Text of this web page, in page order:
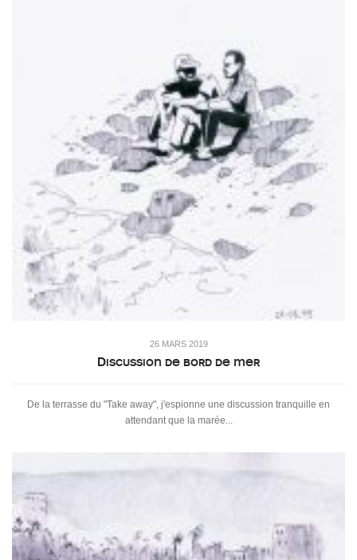
26 MARS 2019
Discussion de bord de mer
De la terrasse du "Take away", j'espionne une discussion tranquille en
attendant que la marée...